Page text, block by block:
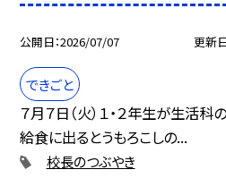
公開日 2026/07/07 更新
できごと
７月７日（火）１・２年生が生活
給食に出るとうもろこしの...
校長のつぶやき